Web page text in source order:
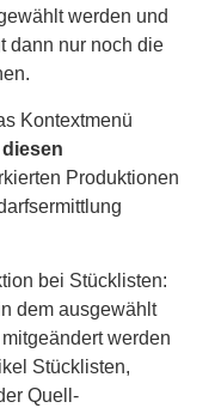
werden und
dann nur noch die
Kontextmenü
Produktionen
bei Stücklisten:
dem ausgewählt
werden
Stücklisten,
Quell-